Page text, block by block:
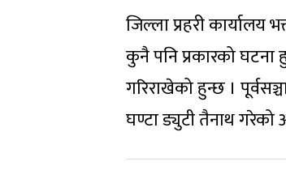
जिल्ला प्रहरी कार्यालय
कुनै पनि प्रकारको घटना
गरिराखेको हुन्छ ।
घण्टा ड्युटी तैनाथ गरेको